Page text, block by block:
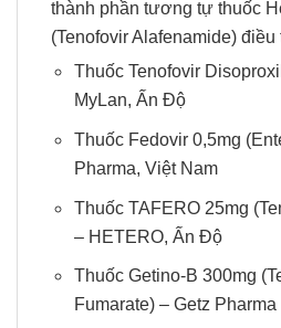
thành phần tương tự thuốc
(Tenofovir Alafenamide) điều
Thuốc Tenofovir
MyLan, Ấn Độ
Thuốc Fedovir 0,5mg
Pharma, Việt Nam
Thuốc TAFERO 25mg
– HETERO, Ấn Độ
Thuốc Getino-B 300mg
Fumarate) – Getz